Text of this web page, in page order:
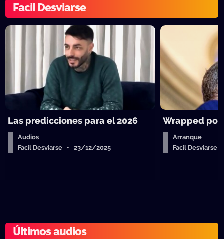
Facil Desviarse
Las predicciones para el 2026
Audios
Facil Desviarse • 23/12/2025
Wrapped
Arranque
Facil
Últimos audios